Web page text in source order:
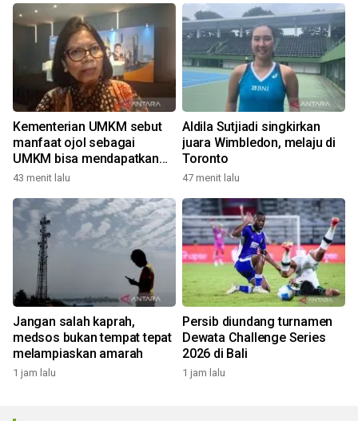
Kementerian UMKM sebut
manfaat ojol sebagai
UMKM bisa mendapatkan
KUR
43 menit lalu
Aldila Sutjiadi singkirkan
juara Wimbledon, melaju di
Toronto
47 menit lalu
Jangan salah kaprah,
medsos bukan tempat tepat
melampiaskan amarah
1 jam lalu
Persib diundang turnamen
Dewata Challenge Series
2026 di Bali
1 jam lalu